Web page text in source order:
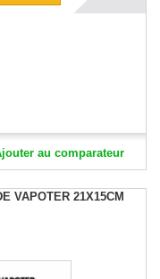
au comparateur
VAPOTER 21X15CM